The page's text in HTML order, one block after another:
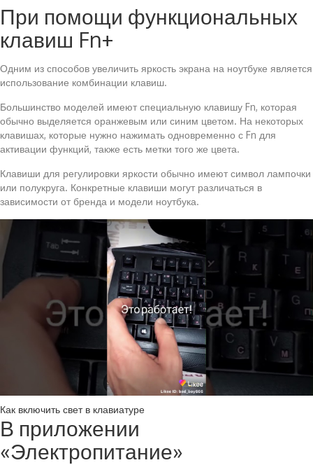
При помощи функциональных
клавиш Fn+
Одним из способов увеличить яркость экрана на ноутбуке является
использование комбинации клавиш.
Большинство моделей имеют специальную клавишу Fn, которая
обычно выделяется оранжевым или синим цветом. На некоторых
клавишах, которые нужно нажимать одновременно с Fn для
активации функций, также есть метки того же цвета.
Клавиши для регулировки яркости обычно имеют символ лампочки
или полукруга. Конкретные клавиши могут различаться в
зависимости от бренда и модели ноутбука.
Как включить свет в клавиатуре
В приложении
«Электропитание»